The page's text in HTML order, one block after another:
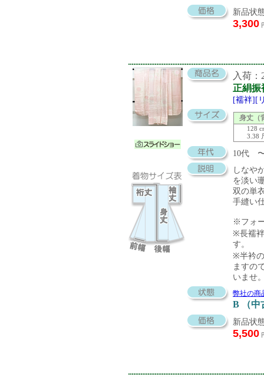
新品状
3,300
入荷：
正絹振
[襦袢][
身丈（
128
3.38
10代
しなや
を淡い
双の単
手縫い
※フォ
※長襦
す。
※半衿
ますの
いませ
弊社の商
B （中
新品状
5,500